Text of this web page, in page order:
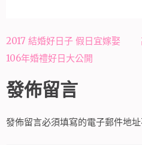
文
章
覽
2017 結婚好日子 假日宜嫁娶
106年婚禮好日大公開
發佈留言
發佈留言必須填寫的電子郵件地址